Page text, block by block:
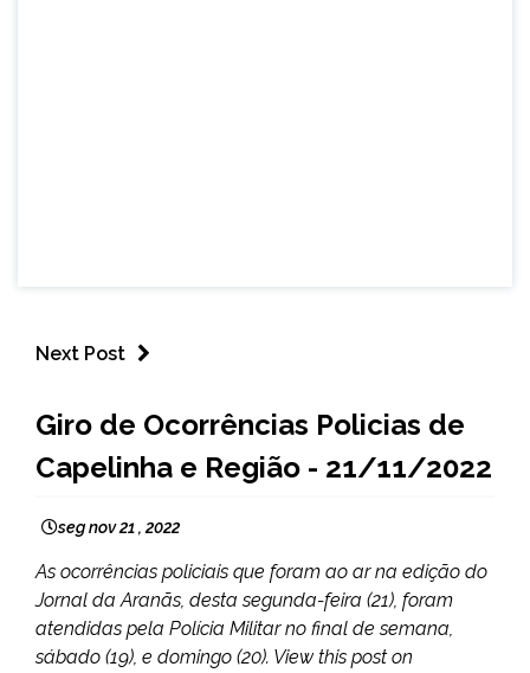
Next Post
NOTÍCIAS
Giro de Ocorrências Policias de
Capelinha e Região - 21/11/2022
seg nov 21 , 2022
As ocorrências policiais que foram ao ar na edição do
Jornal da Aranãs, desta segunda-feira (21), foram
atendidas pela Polícia Militar no final de semana,
sábado (19), e domingo (20). View this post on